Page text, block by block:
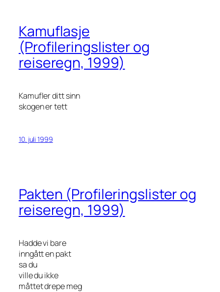
Kamuflasje
(Profileringslister og
reiseregn, 1999)
Kamufler ditt sinn
skogen er tett
10. juli 1999
Pakten (Profileringslister og
reiseregn, 1999)
Hadde vi bare
inngått en pakt
sa du
ville du ikke
måttet drepe meg